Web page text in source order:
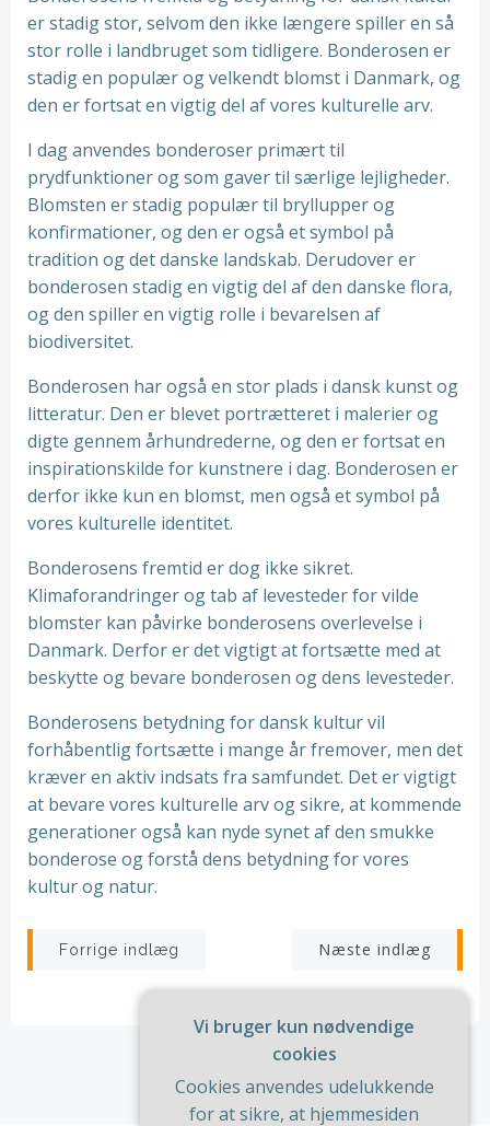
er stadig stor, selvom den ikke længere spiller en så
stor rolle i landbruget som tidligere. Bonderosen er
stadig en populær og velkendt blomst i Danmark, og
den er fortsat en vigtig del af vores kulturelle arv.
I dag anvendes bonderoser primært til
prydfunktioner og som gaver til særlige lejligheder.
Blomsten er stadig populær til bryllupper og
konfirmationer, og den er også et symbol på
tradition og det danske landskab. Derudover er
bonderosen stadig en vigtig del af den danske flora,
og den spiller en vigtig rolle i bevarelsen af
biodiversitet.
Bonderosen har også en stor plads i dansk kunst og
litteratur. Den er blevet portrætteret i malerier og
digte gennem århundrederne, og den er fortsat en
inspirationskilde for kunstnere i dag. Bonderosen er
derfor ikke kun en blomst, men også et symbol på
vores kulturelle identitet.
Bonderosens fremtid er dog ikke sikret.
Klimaforandringer og tab af levesteder for vilde
blomster kan påvirke bonderosens overlevelse i
Danmark. Derfor er det vigtigt at fortsætte med at
beskytte og bevare bonderosen og dens levesteder.
Bonderosens betydning for dansk kultur vil
forhåbentlig fortsætte i mange år fremover, men det
kræver en aktiv indsats fra samfundet. Det er vigtigt
at bevare vores kulturelle arv og sikre, at kommende
generationer også kan nyde synet af den smukke
bonderose og forstå dens betydning for vores
kultur og natur.
Indlægsnavigation
Forrige indlæg Næste indlæg
Vi bruger kun nødvendige
cookies
Cookies anvendes udelukkende
for at sikre, at hjemmesiden